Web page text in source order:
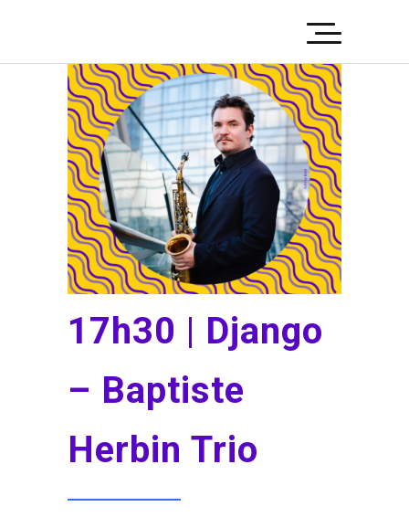
17h30 | Django
– Baptiste
Herbin Trio